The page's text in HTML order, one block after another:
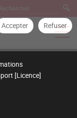
Accepter Refuser
[Licence]